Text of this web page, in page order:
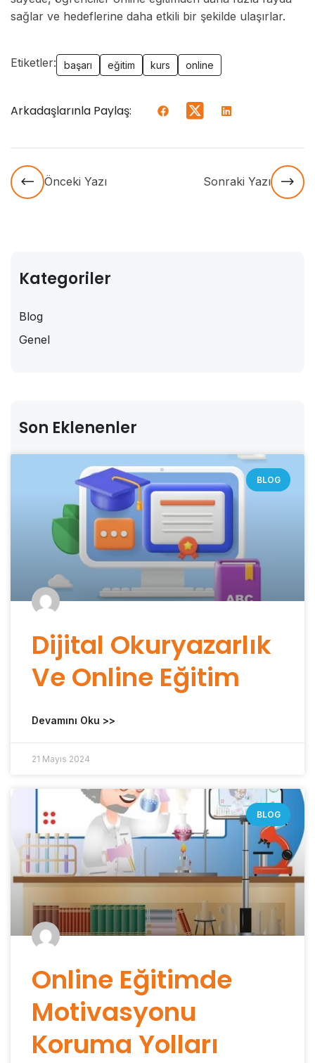
sağlar ve hedeflerine daha etkili bir şekilde ulaşırlar.
Etiketler: başarı eğitim kurs online
Arkadaşlarınla Paylaş:
Önceki Yazı Sonraki Yazı
Kategoriler
Blog
Genel
Son Eklenenler
BLOG
Dijital Okuryazarlık
Ve Online Eğitim
Devamını Oku >>
21 Mayıs 2024
BLOG
Online Eğitimde
Motivasyonu
Koruma Yolları